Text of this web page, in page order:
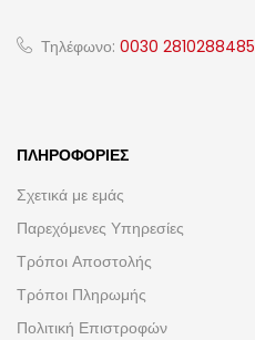
Τηλέφωνο: 0030 2810288485
ΠΛΗΡΟΦΟΡΊΕΣ
Σχετικά με εμάς
Παρεχόμενες Υπηρεσίες
Τρόποι Αποστολής
Τρόποι Πληρωμής
Πολιτική Επιστροφών